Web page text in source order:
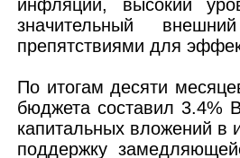
инфляции, высокий
значительный
препятствиями для
По итогам десяти
бюджета составил 3.4%
капитальных вложений в
поддержку